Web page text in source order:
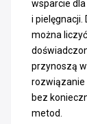
wsparcie
i pielęgnacji.
można
przynoszą
rozwiązanie
bez
metod.